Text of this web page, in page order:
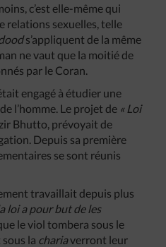
c’est elle-même qui
relations sexuelles, telle
s’appliquent de la même
ne vaut que la moitié de
par le Coran.
engagé à étudier une
l’homme. Le projet de « Loi
Bhutto, prévoyait de
Depuis sa première
se sont réunis
travaillait depuis plus
loi a pour but de les
le viol tombera sous le
la chariaverront leur